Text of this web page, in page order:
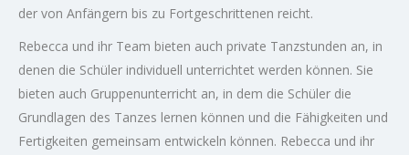
der von Anfängern bis zu Fortgeschrittenen reicht.
Rebecca und ihr Team bieten auch private Tanzstunden an, in
denen die Schüler individuell unterrichtet werden können. Sie
bieten auch Gruppenunterricht an, in dem die Schüler die
Grundlagen des Tanzes lernen können und die Fähigkeiten und
Fertigkeiten gemeinsam entwickeln können. Rebecca und ihr